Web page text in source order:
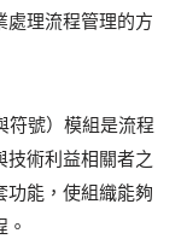
處理流程管理的方
符號）模組是流程
技術利益相關者之
功能，使組織能夠